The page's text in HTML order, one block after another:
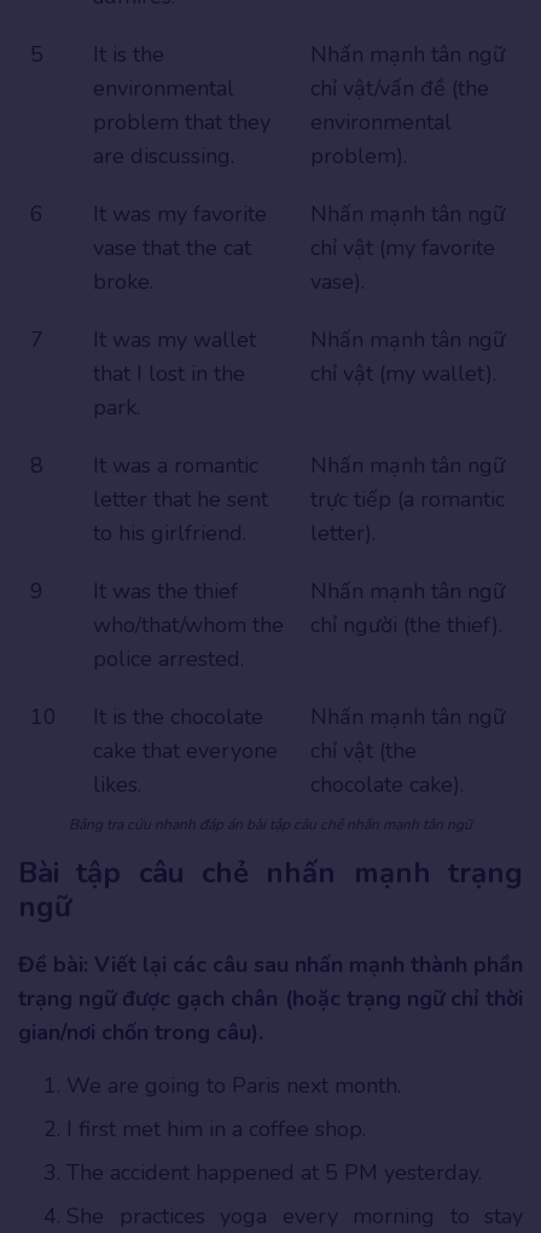
5
It is the
environmental
problem that they
are discussing.
Nhấn mạnh tân ngữ
chỉ vật/vấn đề (the
environmental
problem).
6
It was my favorite
vase that the cat
broke.
Nhấn mạnh tân ngữ
chỉ vật (my favorite
vase).
7
It was my wallet
that I lost in the
park.
Nhấn mạnh tân ngữ
chỉ vật (my wallet).
8
It was a romantic
letter that he sent
to his girlfriend.
Nhấn mạnh tân ngữ
trực tiếp (a romantic
letter).
9
It was the thief
who/that/whom the
police arrested.
Nhấn mạnh tân ngữ
chỉ người (the thief).
10
It is the chocolate
cake that everyone
likes.
Nhấn mạnh tân ngữ
chỉ vật (the
chocolate cake).
Bảng tra cứu nhanh đáp án bài tập câu chẻ nhấn mạnh tân ngữ
Bài tập câu chẻ nhấn mạnh trạng
ngữ
Đề bài: Viết lại các câu sau nhấn mạnh thành phần
trạng ngữ được gạch chân (hoặc trạng ngữ chỉ thời
gian/nơi chốn trong câu).
We are going to Paris next month.
I first met him in a coffee shop.
The accident happened at 5 PM yesterday.
She practices yoga every morning to stay